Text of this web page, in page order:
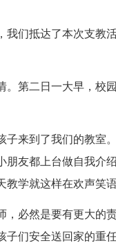
们抵达了本次支教
二日一大早，校园
来到了我们的教室
友都上台做自我介
学就这样在欢声笑语
必然是要有更大的责
们安全送回家的重